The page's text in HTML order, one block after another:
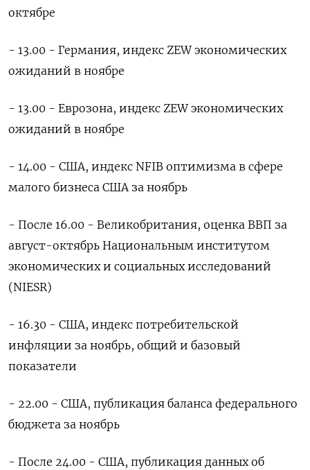
октябре
- 13.00 - Германия, индекс ZEW экономических
ожиданий в ноябре
- 13.00 - Еврозона, индекс ZEW экономических
ожиданий в ноябре
- 14.00 - США, индекс NFIB оптимизма в сфере
малого бизнеса США за ноябрь
- После 16.00 - Великобритания, оценка ВВП за
август-октябрь Национальным институтом
экономических и социальных исследований
(NIESR)
- 16.30 - США, индекс потребительской
инфляции за ноябрь, общий и базовый
показатели
- 22.00 - США, публикация баланса федерального
бюджета за ноябрь
- После 24.00 - США, публикация данных об